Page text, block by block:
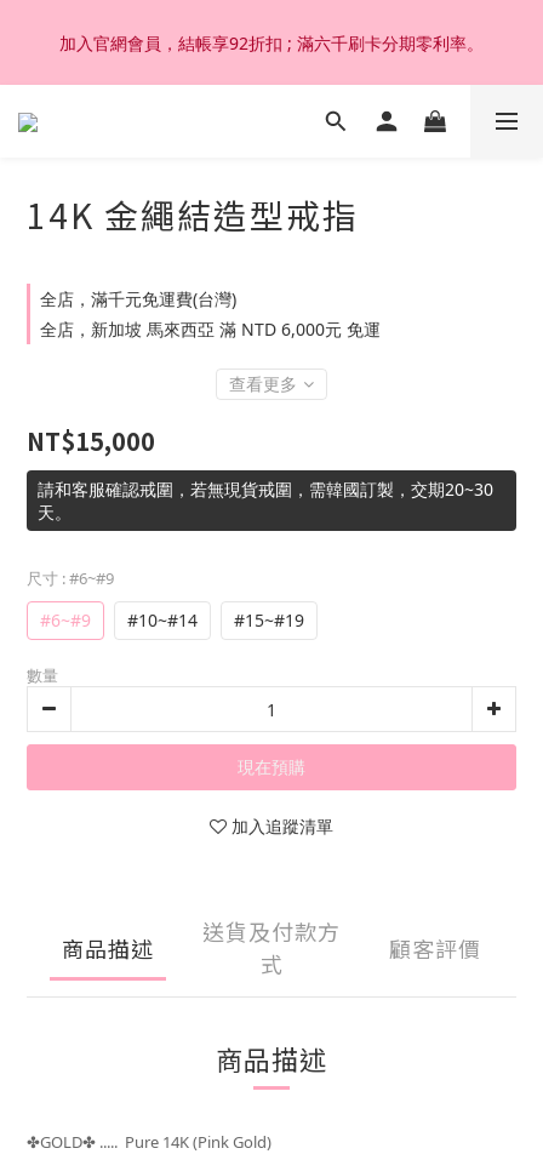
加入官網會員，結帳享92折扣 ; 滿六千刷卡分期零利率。
加入官網會員，結帳享92折扣 ; 滿六千刷卡分期零利率。
韓國設計製作。純14K 18K金，非鍍金非注金；洗澡，運動(汗
加入官網會員，結帳享92折扣 ; 滿六千刷卡分期零利率。
14K 金繩結造型戒指
全店，滿千元免運費(台灣)
全店，新加坡 馬來西亞 滿 NTD 6,000元 免運
查看更多
NT$15,000
請和客服確認戒圍，若無現貨戒圍，需韓國訂製，交期20~30
天。
尺寸 : #6~#9
#6~#9 #10~#14 #15~#19
數量
現在預購
加入追蹤清單
商品描述
送貨及付款方
式
顧客評價
商品描述
✤GOLD✤ ..... Pure 14K (Pink Gold)